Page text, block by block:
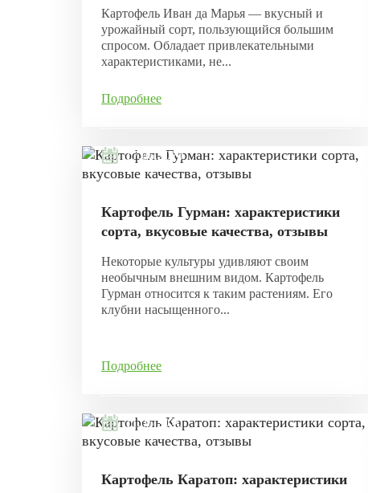
Картофель Иван да Марья — вкусный и
урожайный сорт, пользующийся большим
спросом. Обладает привлекательными
характеристиками, не...
Подробнее
17.06.2020
Картофель Гурман: характеристики
сорта, вкусовые качества, отзывы
Некоторые культуры удивляют своим
необычным внешним видом. Картофель
Гурман относится к таким растениям. Его
клубни насыщенного...
Подробнее
11.06.2020
Картофель Каратоп: характеристики